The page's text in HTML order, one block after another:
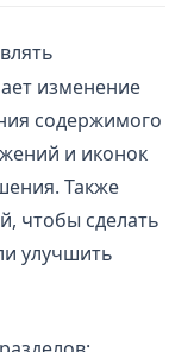
изменение
содержимого
и иконок
Также
чтобы сделать
улучшить